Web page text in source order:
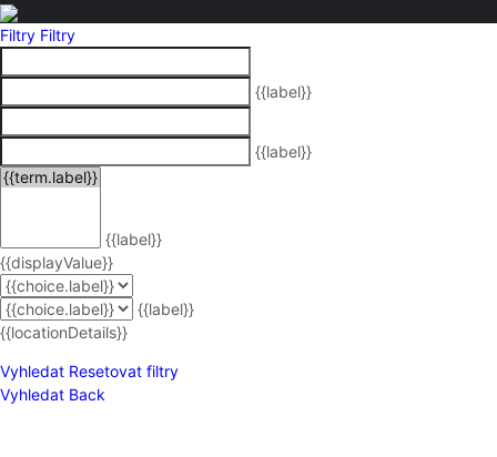
Filtry Filtry
{{label}}
{{label}}
{{label}}
{{displayValue}}
{{label}}
{{locationDetails}}
Vyhledat Resetovat filtry
Vyhledat Back